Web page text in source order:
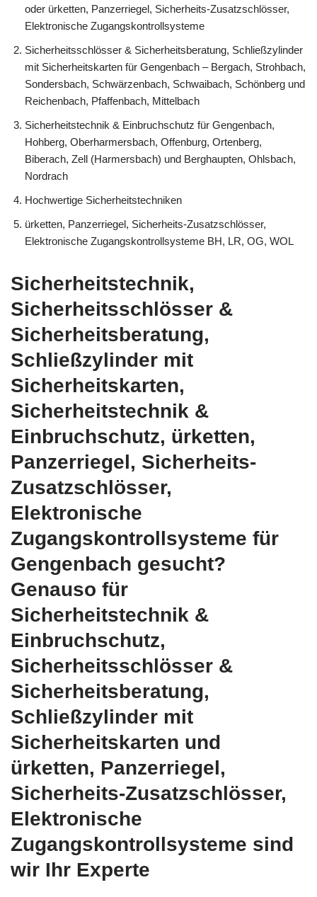
oder ürketten, Panzerriegel, Sicherheits-Zusatzschlösser,
Elektronische Zugangskontrollsysteme
Sicherheitsschlösser & Sicherheitsberatung, Schließzylinder
mit Sicherheitskarten für Gengenbach – Bergach, Strohbach,
Sondersbach, Schwärzenbach, Schwaibach, Schönberg und
Reichenbach, Pfaffenbach, Mittelbach
Sicherheitstechnik & Einbruchschutz für Gengenbach,
Hohberg, Oberharmersbach, Offenburg, Ortenberg,
Biberach, Zell (Harmersbach) und Berghaupten, Ohlsbach,
Nordrach
Hochwertige Sicherheitstechniken
ürketten, Panzerriegel, Sicherheits-Zusatzschlösser,
Elektronische Zugangskontrollsysteme BH, LR, OG, WOL
Sicherheitstechnik,
Sicherheitsschlösser &
Sicherheitsberatung,
Schließzylinder mit
Sicherheitskarten,
Sicherheitstechnik &
Einbruchschutz, ürketten,
Panzerriegel, Sicherheits-
Zusatzschlösser,
Elektronische
Zugangskontrollsysteme für
Gengenbach gesucht?
Genauso für
Sicherheitstechnik &
Einbruchschutz,
Sicherheitsschlösser &
Sicherheitsberatung,
Schließzylinder mit
Sicherheitskarten und
ürketten, Panzerriegel,
Sicherheits-Zusatzschlösser,
Elektronische
Zugangskontrollsysteme sind
wir Ihr Experte